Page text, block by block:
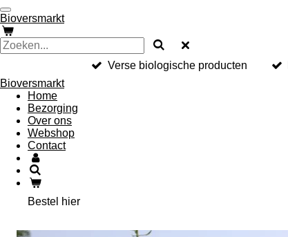
Ga
direct
naar
de
Bioversmarkt
Verse biologische producten
Bioversmarkt
Home
Bezorging
Over ons
Webshop
Contact
Bestel hier